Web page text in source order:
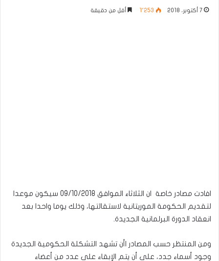
7 أكتوبر، 2018 1٬253 أقل من دقيقة
افادت مصادر خاصة ان الثلاثاء الموافق 09/10/2018 سيكون موعدا
لتقديم الحكومة الموريتانية لاستقالتها، وذلك يوما واحدا بعد
انعقاد الدورة البرلمانية الجديدة.
ومن المنتظر حسب المصادر اأن تشهد التشكلة الحكومية الجديدة
وجود أسماء جدد، على أن يتم الإبقاء على عدد من أعضاء